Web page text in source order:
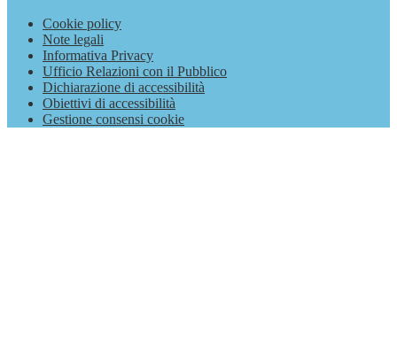
Cookie policy
Note legali
Informativa Privacy
Ufficio Relazioni con il Pubblico
Dichiarazione di accessibilità
Obiettivi di accessibilità
Gestione consensi cookie